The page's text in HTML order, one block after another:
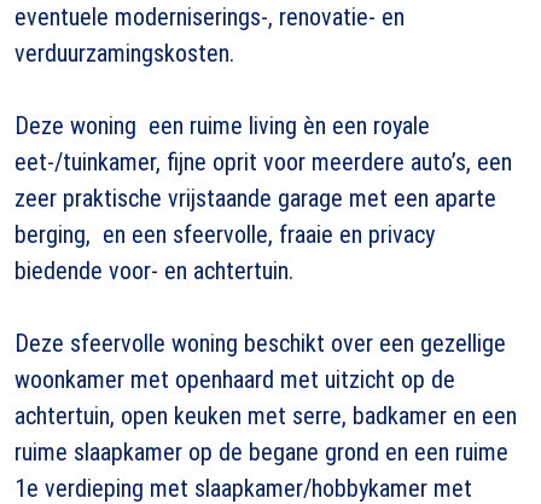
eventuele moderniserings-, renovatie- en
verduurzamingskosten.
Deze woning een ruime living èn een royale
eet-/tuinkamer, fijne oprit voor meerdere auto’s, een
zeer praktische vrijstaande garage met een aparte
berging, en een sfeervolle, fraaie en privacy
biedende voor- en achtertuin.
Deze sfeervolle woning beschikt over een gezellige
woonkamer met openhaard met uitzicht op de
achtertuin, open keuken met serre, badkamer en een
ruime slaapkamer op de begane grond en een ruime
1e verdieping met slaapkamer/hobbykamer met